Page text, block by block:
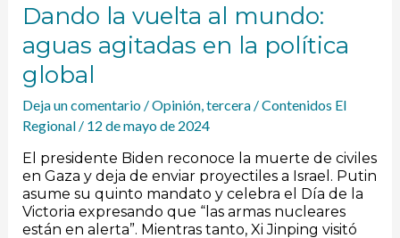
Dando la vuelta al mundo:
aguas agitadas en la política
global
Deja un comentario /Opinión,tercera/Contenidos El
Regional / 12 de mayo de 2024
El presidente Biden reconoce la muerte de civiles
en Gaza y deja de enviar proyectiles a Israel. Putin
asume su quinto mandato y celebra el Día de la
Victoria expresando que “las armas nucleares
están en alerta”. Mientras tanto, Xi Jinping visitó